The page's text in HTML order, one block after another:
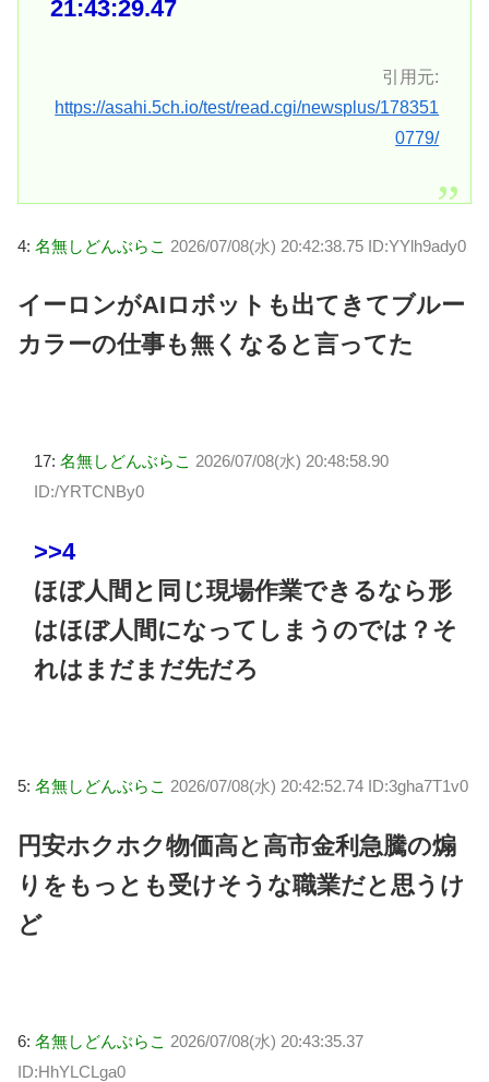
21:43:29.47
引用元:
https://asahi.5ch.io/test/read.cgi/newsplus/178351
0779/
4: 名無しどんぶらこ 2026/07/08(水) 20:42:38.75 ID:YYlh9ady0
イーロンがAIロボットも出てきてブルー
カラーの仕事も無くなると言ってた
17: 名無しどんぶらこ 2026/07/08(水) 20:48:58.90
ID:/YRTCNBy0
>>4
ほぼ人間と同じ現場作業できるなら形
はほぼ人間になってしまうのでは？そ
れはまだまだ先だろ
5: 名無しどんぶらこ 2026/07/08(水) 20:42:52.74 ID:3gha7T1v0
円安ホクホク物価高と高市金利急騰の煽
りをもっとも受けそうな職業だと思うけ
ど
6: 名無しどんぶらこ 2026/07/08(水) 20:43:35.37
ID:HhYLCLga0